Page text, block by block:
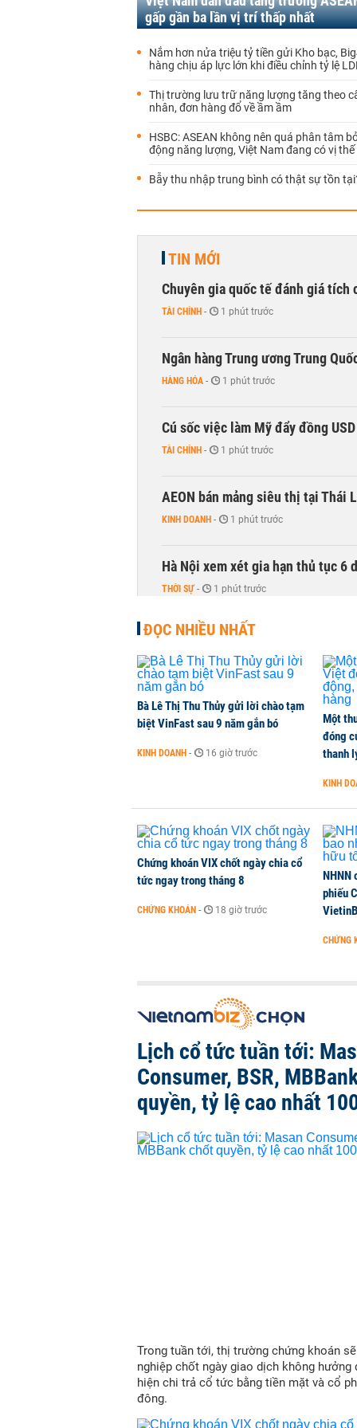
gấp gần ba lần vị trí thấp nhất
Nắm hơn nửa triệu tỷ tiền gửi Kho bạc,
hàng chịu áp lực lớn khi điều chỉnh tỷ lệ
Thị trường lưu trữ năng lượng tăng theo
nhân, đơn hàng đổ về ầm ầm
HSBC: ASEAN không nên quá phân tâm
động năng lượng, Việt Nam đang có vị
Bẫy thu nhập trung bình có thật sự tồn
TIN MỚI
Chuyên gia quốc tế đánh giá tích
TÀI CHÍNH - 1 phút trước
Ngân hàng Trung ương Trung
HÀNG HÓA - 1 phút trước
Cú sốc việc làm Mỹ đẩy đồng
TÀI CHÍNH - 1 phút trước
AEON bán mảng siêu thị tại Thái
KINH DOANH - 1 phút trước
Hà Nội xem xét gia hạn thủ tục 6
THỜI SỰ - 1 phút trước
ĐỌC NHIỀU NHẤT
Bà Lê Thị Thu Thủy gửi lời chào tạm
biệt VinFast sau 9 năm gắn bó
KINH DOANH - 16 giờ trước
Một
đóng
thanh
KINH
Chứng khoán VIX chốt ngày chia cổ
tức ngay trong tháng 8
CHỨNG KHOÁN - 18 giờ trước
NHNN
phiếu
CHỨNG
Lịch cổ tức tuần tới:
Consumer, BSR,
quyền, tỷ lệ cao nhất
Trong tuần tới, thị trường chứng khoán
nghiệp chốt ngày giao dịch không hưởng
hiện chi trả cổ tức bằng tiền mặt và cổ
đông.